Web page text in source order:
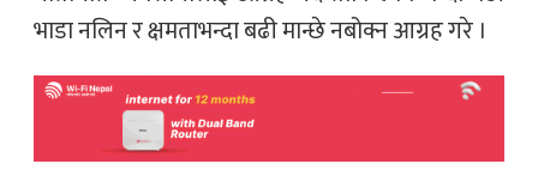
भाडा नलिन र क्षमताभन्दा बढी मान्छे नबोक्न आग्रह गरे ।